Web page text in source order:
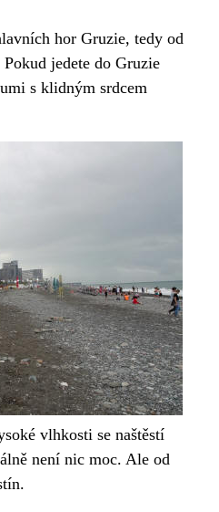
hor Gruzie, tedy od
jedete do Gruzie
s klidným srdcem
vlhkosti se naštěstí
není nic moc. Ale od